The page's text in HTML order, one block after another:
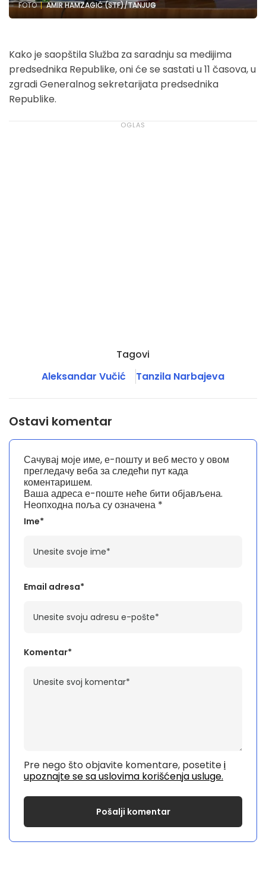
FOTO AMIR HAMZAGIĆ (STF)/TANJUG
Kako je saopštila Služba za saradnju sa medijima
predsednika Republike, oni će se sastati u 11 časova, u
zgradi Generalnog sekretarijata predsednika
Republike.
Tagovi
Aleksandar Vučić
Tanzila Narbajeva
Ostavi komentar
Ваша адреса е-поште неће бити објављена.
Неопходна поља су означена *
Komentar*
Pre nego što objavite komentare, posetitei
upoznajte se sa uslovima korišćenja usluge.
Ime*
Email adresa*
Сачувај моје име, е-пошту и веб место у овом
прегледачу веба за следећи пут када
коментаришем.